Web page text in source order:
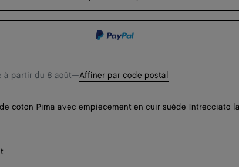
à partir du 8 août—Affiner par code postal
coton Pima avec empiècement en cuir suède Intrecciato